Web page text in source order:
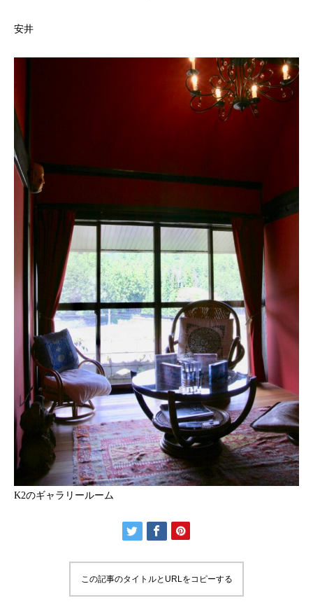
安井
K2のギャラリールーム
この記事のタイトルとURLをコピーする